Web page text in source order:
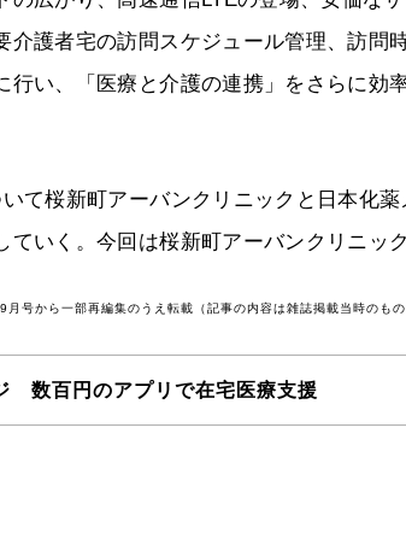
護者宅の訪問スケジュール管理、訪問
行い、「医療と介護の連携」をさらに効
て桜新町アーバンクリニックと日本化
いく。今回は桜新町アーバンクリニッ
号から一部再編集のうえ転載（記事の内容は雑誌掲載当時のも
数百円のアプリで在宅医療支援